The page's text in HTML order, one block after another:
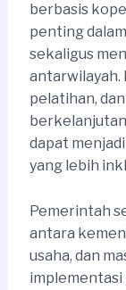
berbasis
penting
sekaligus
antarwilayah.
pelatihan,
dapat
yang lebih
Pemerintah
antara
usaha, dan
implementasi